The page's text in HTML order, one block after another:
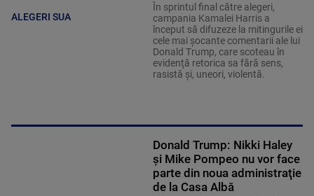
ALEGERI SUA
În sprintul final către alegeri,
campania Kamalei Harris a
început să difuzeze la mitingurile ei
cele mai şocante comentarii ale lui
Donald Trump, care scoteau în
evidenţă retorica sa fără sens,
rasistă şi, uneori, violentă.
Donald Trump: Nikki Haley
şi Mike Pompeo nu vor face
parte din noua administraţie
de la Casa Albă